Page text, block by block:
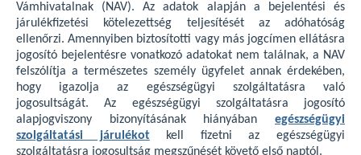
Vámhivatalnak (NAV). Az adatok alapján a bejelentési és
járulékfizetési kötelezettség teljesítését az adóhatóság
ellenőrzi. Amennyiben biztosítotti vagy más jogcímen ellátásra
jogosító bejelentésre vonatkozó adatokat nem találnak, a NAV
felszólítja a természetes személy ügyfelet annak érdekében,
hogy igazolja az egészségügyi szolgáltatásra való
jogosultságát. Az egészségügyi szolgáltatásra jogosító
alapjogviszony bizonyításának hiányában egészségügyi
szolgáltatási járulékotkell fizetni az egészségügyi
szolgáltatásra jogosultság megszűnését követő első naptól.